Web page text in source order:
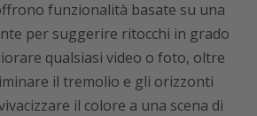
funzionalità basate su una
per suggerire ritocchi in grado
qualsiasi video o foto, oltre
il tremolio e gli orizzonti
il colore a una scena di